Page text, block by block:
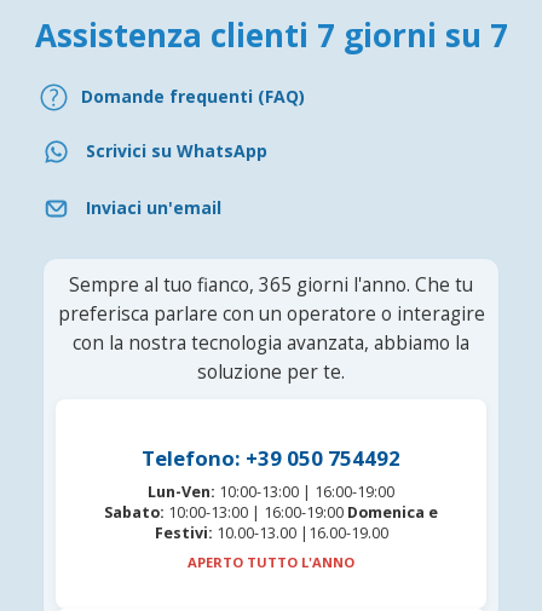
Assistenza clienti 7 giorni su 7
Domande frequenti (FAQ)
Scrivici su WhatsApp
Inviaci un'email
Sempre al tuo fianco, 365 giorni l'anno. Che tu
preferisca parlare con un operatore o interagire
con la nostra tecnologia avanzata, abbiamo la
soluzione per te.
Telefono: +39 050 754492
Lun-Ven: 10:00-13:00 | 16:00-19:00
Sabato: 10:00-13:00 | 16:00-19:00 Domenica e
Festivi: 10.00-13.00 |16.00-19.00
APERTO TUTTO L'ANNO